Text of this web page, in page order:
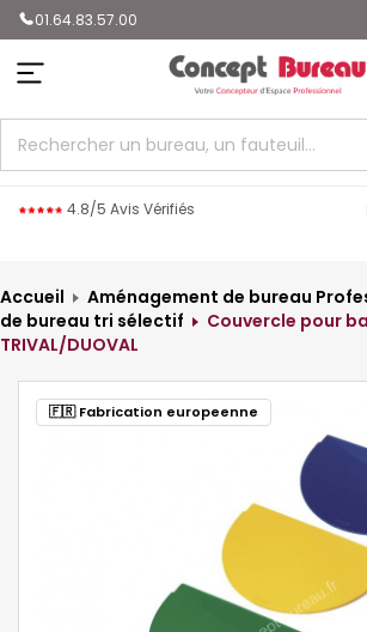
01.64.83.57.00
4.8/5 Avis Vérifiés
Accueil Aménagement de bureau
de bureau tri sélectif
Couvercle pour
TRIVAL/DUOVAL